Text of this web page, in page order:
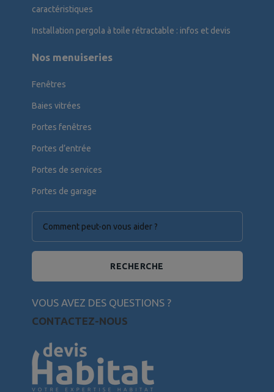
caractéristiques
Installation pergola à toile rétractable : infos et devis
Nos menuiseries
Fenêtres
Baies vitrées
Portes fenêtres
Portes d’entrée
Portes de services
Portes de garage
RECHERCHE
VOUS AVEZ DES QUESTIONS ?
CONTACTEZ-NOUS